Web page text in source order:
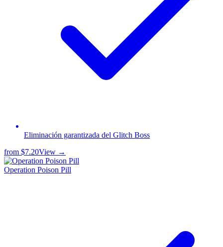
Eliminación garantizada del Glitch Boss
from $7.20View →
Operation Poison Pill